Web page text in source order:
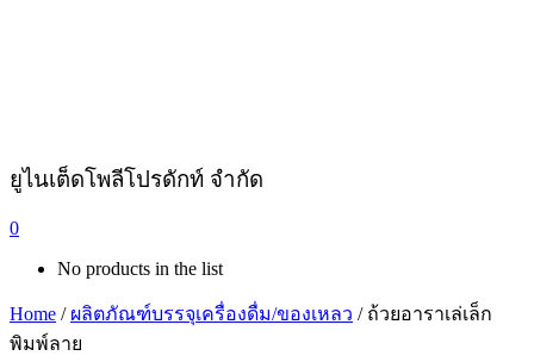
ยูไนเต็ดโพลีโปรดักท์ จำกัด
0
No products in the list
Home / ผลิตภัณฑ์บรรจุเครื่องดื่ม/ของเหลว / ถ้วยอาราเล่เล็ก
พิมพ์ลาย